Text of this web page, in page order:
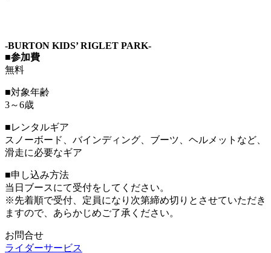
-BURTON KIDS’ RIGLET PARK-
■参加費
無料
■対象年齢
3～6歳
■レンタルギア
スノーボード、バインディング、ブーツ、ヘルメットなど、
滑走に必要なギア
■申し込み方法
当日ブースにて受付をしてください。
※先着順で受付、定員になり次第締め切りとさせていただき
ますので、あらかじめご了承ください。
お問合せ
ライダーサービス